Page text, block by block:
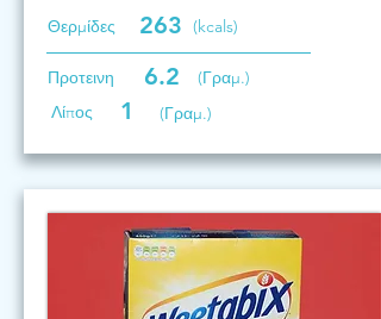
Θερμίδες 263 (kcals)
Προτεινη 6.2
(Γραμ.)
Λίπος
1 (Γραμ.)